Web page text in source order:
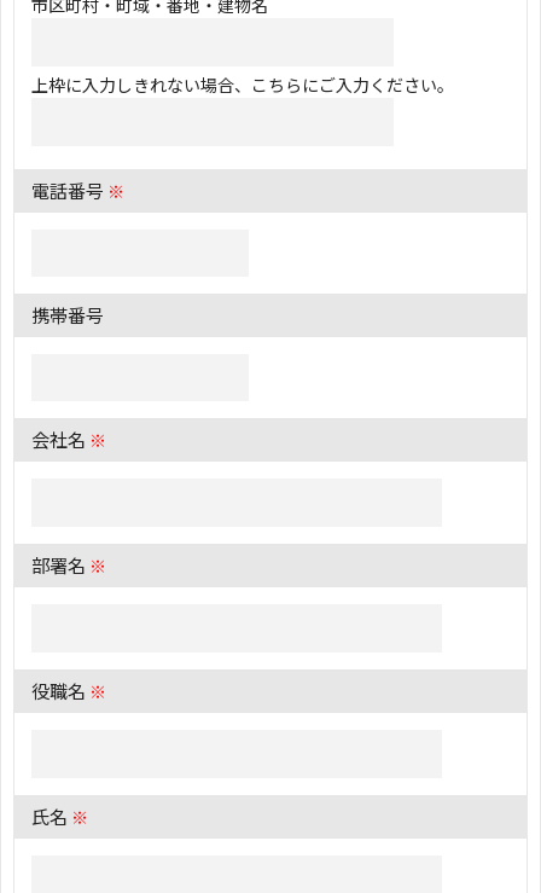
市区町村・町域・番地・建物名
上枠に入力しきれない場合、こちらにご入力ください。
電話番号 ※
携帯番号
会社名 ※
部署名 ※
役職名 ※
氏名 ※